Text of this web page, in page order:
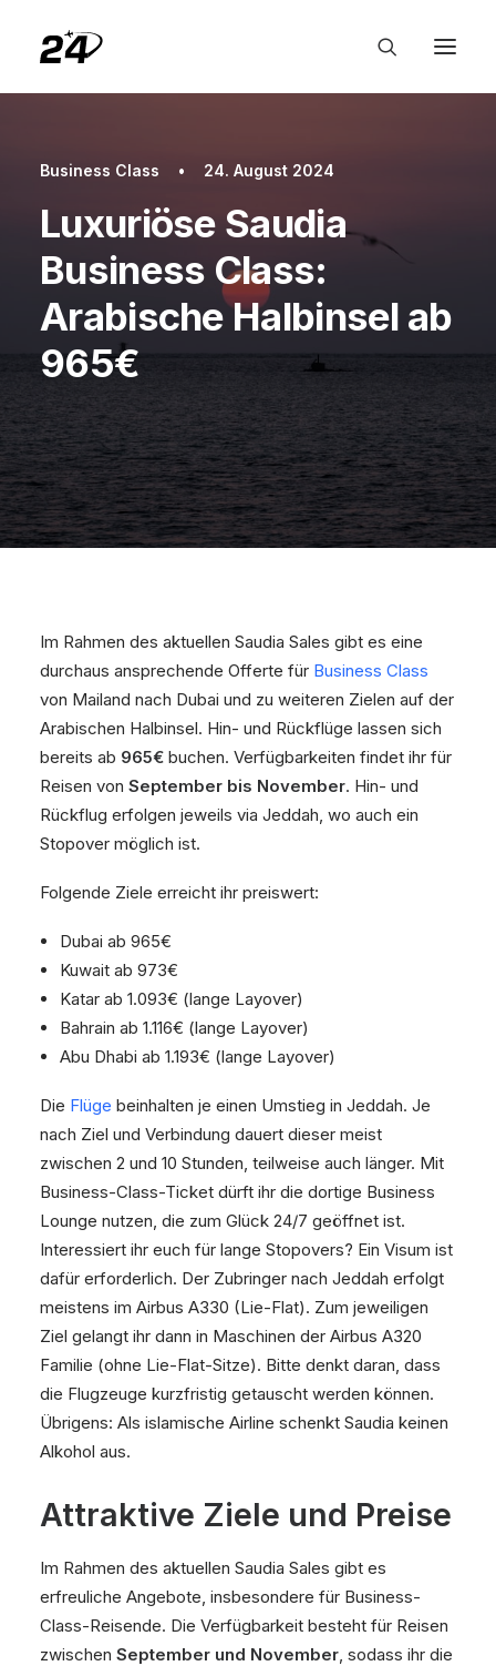
Business Class • 24. August 2024
Luxuriöse Saudia
Business Class:
Arabische Halbinsel ab
965€
Im Rahmen des aktuellen Saudia Sales gibt es eine
durchaus ansprechende Offerte für Business Class
von Mailand nach Dubai und zu weiteren Zielen auf der
Arabischen Halbinsel. Hin- und Rückflüge lassen sich
bereits ab 965€ buchen. Verfügbarkeiten findet ihr für
Reisen von September bis November. Hin- und
Rückflug erfolgen jeweils via Jeddah, wo auch ein
Stopover möglich ist.
Folgende Ziele erreicht ihr preiswert:
Dubai ab 965€
Kuwait ab 973€
Katar ab 1.093€ (lange Layover)
Bahrain ab 1.116€ (lange Layover)
Abu Dhabi ab 1.193€ (lange Layover)
Die Flüge beinhalten je einen Umstieg in Jeddah. Je
nach Ziel und Verbindung dauert dieser meist
zwischen 2 und 10 Stunden, teilweise auch länger. Mit
Business-Class-Ticket dürft ihr die dortige Business
Lounge nutzen, die zum Glück 24/7 geöffnet ist.
Interessiert ihr euch für lange Stopovers? Ein Visum ist
dafür erforderlich. Der Zubringer nach Jeddah erfolgt
meistens im Airbus A330 (Lie-Flat). Zum jeweiligen
Ziel gelangt ihr dann in Maschinen der Airbus A320
Familie (ohne Lie-Flat-Sitze). Bitte denkt daran, dass
die Flugzeuge kurzfristig getauscht werden können.
Übrigens: Als islamische Airline schenkt Saudia keinen
Alkohol aus.
Attraktive Ziele und Preise
Im Rahmen des aktuellen Saudia Sales gibt es
erfreuliche Angebote, insbesondere für Business-
Class-Reisende. Die Verfügbarkeit besteht für Reisen
zwischen September und November, sodass ihr die